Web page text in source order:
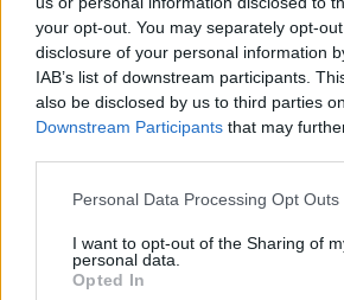
your opt-out. You may separately opt-
disclosure of your personal information
IAB’s list of downstream participants.
also be disclosed by us to third parties
Downstream Participants that may
Personal Data Processing Opt Outs
I want to opt-out of the Sharing of
personal data.
Opted In
Székelyhon
„Óriási
emlékszik
balesetre a
családfő